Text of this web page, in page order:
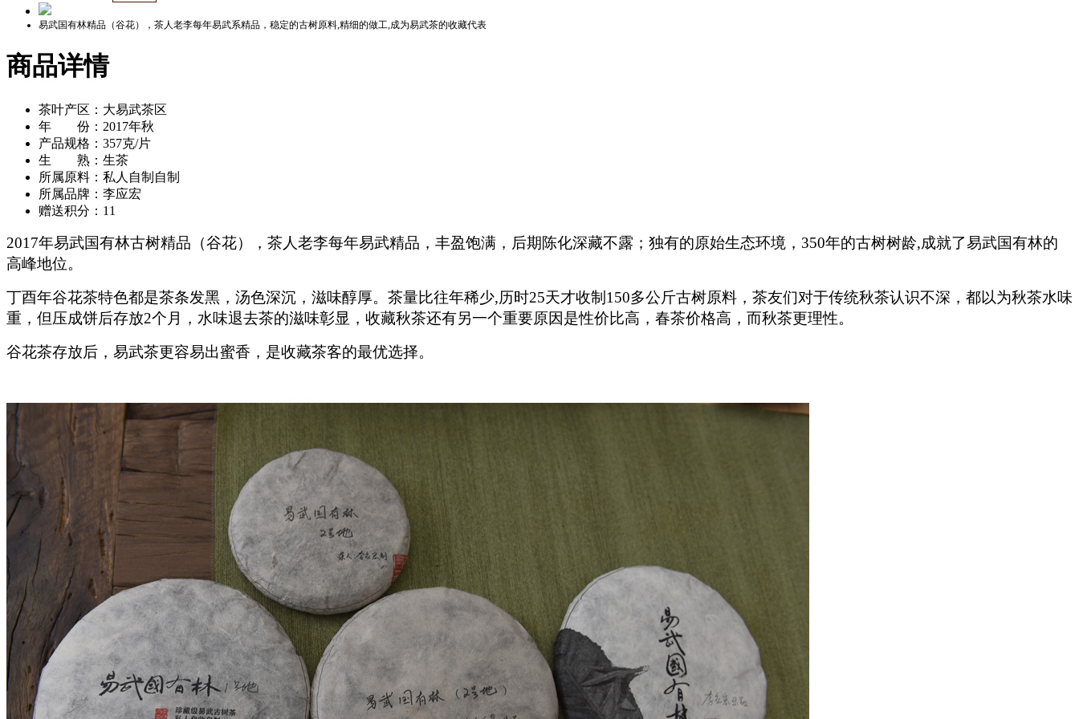
易武国有林精品（谷花），茶人老李每年易武系精品，稳定的古树原料,精细的做工,成为易武茶的收藏代表
商品详情
茶叶产区：大易武茶区
年 份：2017年秋
产品规格：357克/片
生 熟：生茶
所属原料：私人自制自制
所属品牌：李应宏
赠送积分：11
2017年易武国有林古树精品（谷花），茶人老李每年易武精品，丰盈饱满，后期陈化深藏不露；独有的原始生态环境，350年的古树树龄,成就了易武国有林的
高峰地位。
丁酉年谷花茶特色都是茶条发黑，汤色深沉，滋味醇厚。茶量比往年稀少,历时25天才收制150多公斤古树原料，茶友们对于传统秋茶认识不深，都以为秋茶水味
重，但压成饼后存放2个月，水味退去茶的滋味彰显，收藏秋茶还有另一个重要原因是性价比高，春茶价格高，而秋茶更理性。
谷花茶存放后，易武茶更容易出蜜香，是收藏茶客的最优选择。